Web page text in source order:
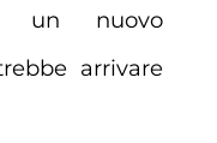
un nuovo
arrivare